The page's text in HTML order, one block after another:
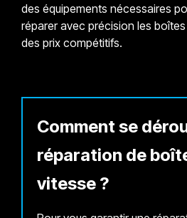
des équipements nécessaires
réparer avec précision les
des prix compétitifs.
Comment se
réparation de
vitesse ?